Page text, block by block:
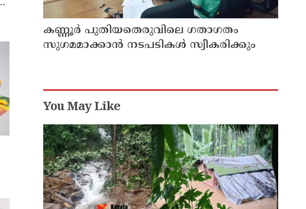
കണ്ണൂർ പുതിയതെരുവിലെ ഗതാഗതം
സുഗമമാക്കാന്‍ നടപടികള്‍ സ്വീകരിക്കും
You May Like